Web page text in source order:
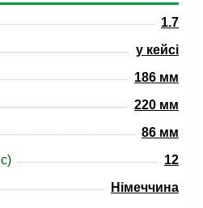
1.7
у кейсі
186 мм
220 мм
86 мм
12
Німеччина